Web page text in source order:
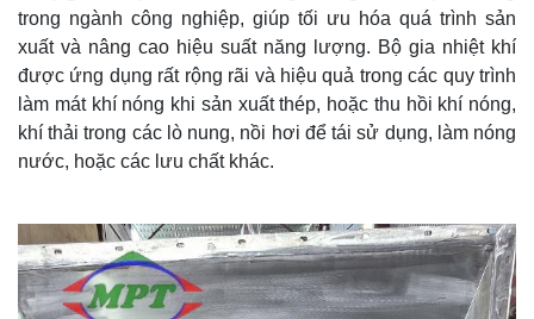
trong ngành công nghiệp, giúp tối ưu hóa quá trình sản
xuất và nâng cao hiệu suất năng lượng. Bộ gia nhiệt khí
được ứng dụng rất rộng rãi và hiệu quả trong các quy trình
làm mát khí nóng khi sản xuất thép, hoặc thu hồi khí nóng,
khí thải trong các lò nung, nồi hơi để tái sử dụng, làm nóng
nước, hoặc các lưu chất khác.